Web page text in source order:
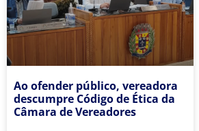
Ao ofender público, vereadora
descumpre Código de Ética da
Câmara de Vereadores